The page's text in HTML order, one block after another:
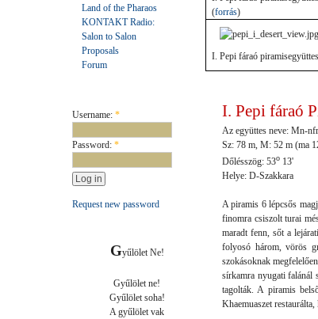
Land of the Pharaos
KONTAKT Radio:
Salon to Salon
Proposals
Forum
Username: *
Password: *
Request new password
Gyűlölet Ne!
Gyűlölet ne!
Gyűlölet soha!
A gyűlölet vak
(forrás)
I. Pepi fáraó
I. Pepi fáraó
Az együttes neve: Mn-
Sz: 78 m, M: 52 m (ma
Dőlésszög: 53o 13'
Helye: D-Szakkara
A piramis 6 lépcsős
finomra csiszolt turai
maradt fenn, sőt a
folyosó három, vörös
szokásoknak
sírkamra nyugati falánál
tagolták. A piramis
Khaemuaszet